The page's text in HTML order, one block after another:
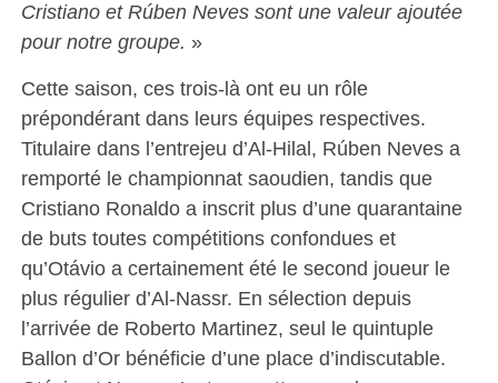
Cristiano et Rúben Neves sont une valeur ajoutée
pour notre groupe. »
Cette saison, ces trois-là ont eu un rôle
prépondérant dans leurs équipes respectives.
Titulaire dans l’entrejeu d’Al-Hilal, Rúben Neves a
remporté le championnat saoudien, tandis que
Cristiano Ronaldo a inscrit plus d’une quarantaine
de buts toutes compétitions confondues et
qu’Otávio a certainement été le second joueur le
plus régulier d’Al-Nassr. En sélection depuis
l’arrivée de Roberto Martinez, seul le quintuple
Ballon d’Or bénéficie d’une place d’indiscutable.